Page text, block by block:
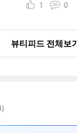
1 0
뷰티피드 전체보기
)